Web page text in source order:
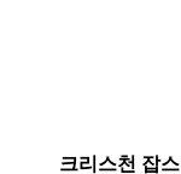
크리스천 잡스